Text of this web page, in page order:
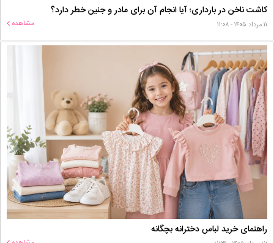
کاشت ناخن در بارداری؛ آیا انجام آن برای مادر و جنین خطر دارد؟
۱۱ مرداد ۱۴۰۵ - ۱۱:۰۸ مشاهده
راهنمای خرید لباس دخترانه بچگانه